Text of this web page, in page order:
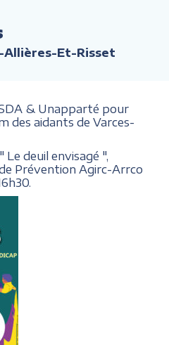
Allières-Et-Risset
& Unapparté pour
des aidants de Varces-
deuil envisagé ",
Prévention Agirc-Arrco